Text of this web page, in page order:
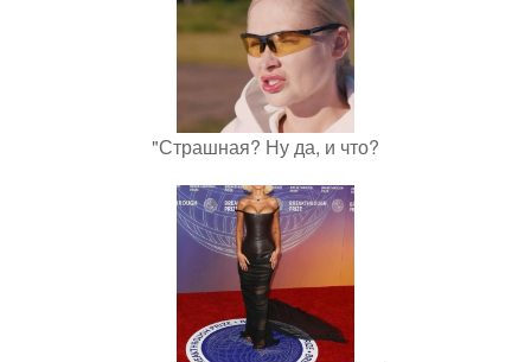
"Страшная? Ну да, и что?